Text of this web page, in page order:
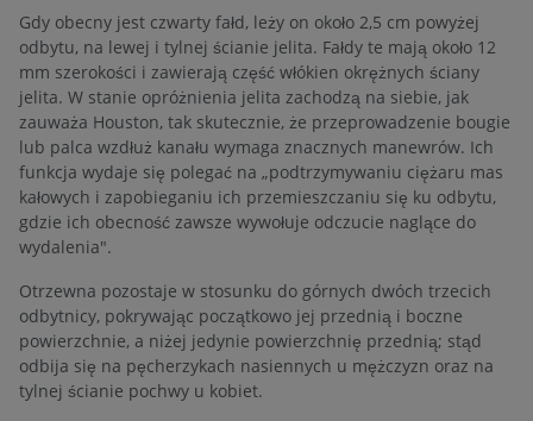
Gdy obecny jest czwarty fałd, leży on około 2,5 cm powyżej
odbytu, na lewej i tylnej ścianie jelita. Fałdy te mają około 12
mm szerokości i zawierają część włókien okrężnych ściany
jelita. W stanie opróżnienia jelita zachodzą na siebie, jak
zauważa Houston, tak skutecznie, że przeprowadzenie bougie
lub palca wzdłuż kanału wymaga znacznych manewrów. Ich
funkcja wydaje się polegać na „podtrzymywaniu ciężaru mas
kałowych i zapobieganiu ich przemieszczaniu się ku odbytu,
gdzie ich obecność zawsze wywołuje odczucie naglące do
wydalenia".
Otrzewna pozostaje w stosunku do górnych dwóch trzecich
odbytnicy, pokrywając początkowo jej przednią i boczne
powierzchnie, a niżej jedynie powierzchnię przednią; stąd
odbija się na pęcherzykach nasiennych u mężczyzn oraz na
tylnej ścianie pochwy u kobiet.